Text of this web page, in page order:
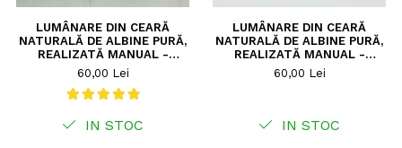
LUMÂNARE DIN CEARĂ
NATURALĂ DE ALBINE PURĂ,
REALIZATĂ MANUAL -
MUȘEȚELUL
60,00 Lei
IN STOC
LUMÂNARE DIN CEARĂ
NATURALĂ DE ALBINE PURĂ,
REALIZATĂ MANUAL -
MUȘEȚELUL
60,00 Lei
IN STOC